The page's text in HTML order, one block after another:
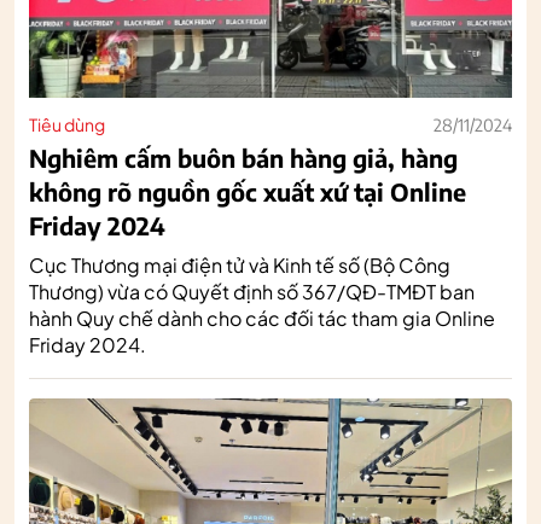
Tiêu dùng 28/11/2024
Nghiêm cấm buôn bán hàng giả, hàng
không rõ nguồn gốc xuất xứ tại Online
Friday 2024
Cục Thương mại điện tử và Kinh tế số (Bộ Công
Thương) vừa có Quyết định số 367/QĐ-TMĐT ban
hành Quy chế dành cho các đối tác tham gia Online
Friday 2024.